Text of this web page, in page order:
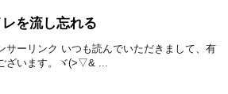
レを流し忘れる
サーリンク いつも読んでいただきまして、有
ざいます。ヾ(>▽& ...